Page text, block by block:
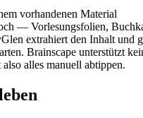
vorhandenen Material
— Vorlesungsfolien,
extrahiert den Inhalt und
Brainscape unterstützt
alles manuell abtippen.